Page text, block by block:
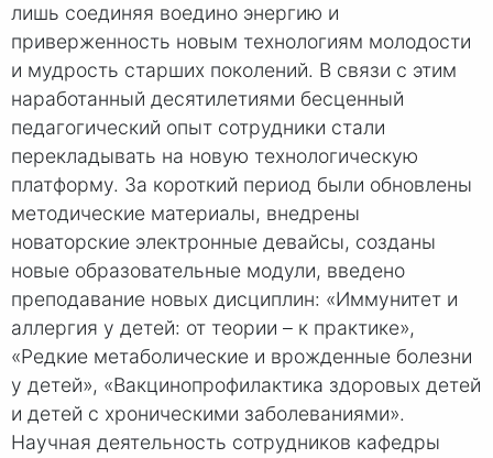
лишь соединяя воедино энергию и
приверженность новым технологиям молодости
и мудрость старших поколений. В связи с этим
наработанный десятилетиями бесценный
педагогический опыт сотрудники стали
перекладывать на новую технологическую
платформу. За короткий период были обновлены
методические материалы, внедрены
новаторские электронные девайсы, созданы
новые образовательные модули, введено
преподавание новых дисциплин: «Иммунитет и
аллергия у детей: от теории – к практике»,
«Редкие метаболические и врожденные болезни
у детей», «Вакцинопрофилактика здоровых детей
и детей с хроническими заболеваниями».
Научная деятельность сотрудников кафедры